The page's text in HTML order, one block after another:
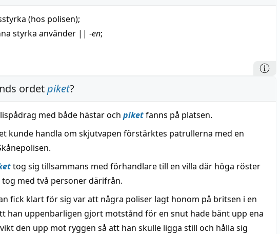
(hos polisen);
styrka använder || -en;
ordetpiket?
med både hästar och piketfanns på platsen.
kunde handla om skjutvapen förstärktes patrullerna med en
tog sig tillsammans med förhandlare till en villa där höga röster
med två personer därifrån.
fick klart för sig var att några poliser lagt honom på britsen i en
han uppenbarligen gjort motstånd för en snut hade bänt upp ena
den upp mot ryggen så att han skulle ligga still och hålla sig